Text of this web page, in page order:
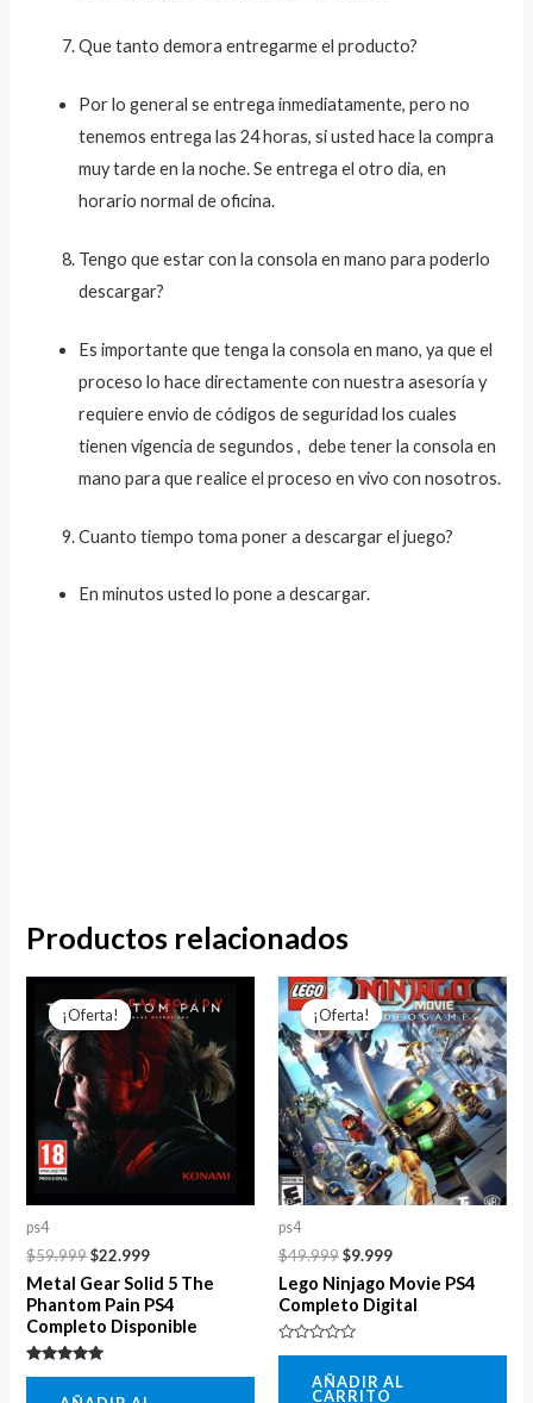
Que tanto demora entregarme el producto?
Por lo general se entrega inmediatamente, pero no
tenemos entrega las 24 horas, si usted hace la compra
muy tarde en la noche. Se entrega el otro dia, en
horario normal de oficina.
Tengo que estar con la consola en mano para poderlo
descargar?
Es importante que tenga la consola en mano, ya que el
proceso lo hace directamente con nuestra asesoría y
requiere envio de códigos de seguridad los cuales
tienen vigencia de segundos , debe tener la consola en
mano para que realice el proceso en vivo con nosotros.
Cuanto tiempo toma poner a descargar el juego?
En minutos usted lo pone a descargar.
Productos relacionados
¡Oferta!
¡Oferta!
ps4
$59.999
precio
original
era:
$59.999.
$22.999
precio
actual
es:
$22.999.
Metal Gear Solid 5 The
Phantom Pain PS4
Completo Disponible
Valorado
¡Oferta!
¡Oferta!
ps4
$49.999
El
precio
original
era:
$49.999.
$9.999
El
precio
actual
es:
$9.999.
Lego Ninjago Movie PS4
Completo Digital
Valorado
AÑADIR AL
CARRITO